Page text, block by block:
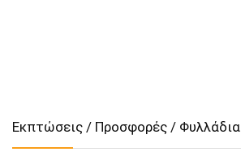
Εκπτώσεις / Προσφορές / Φυλλάδια